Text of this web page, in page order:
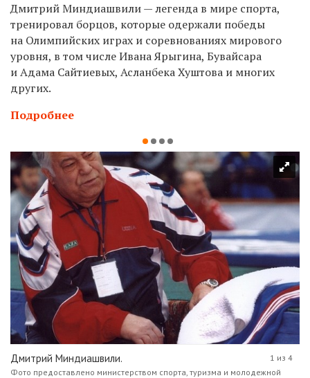
Дмитрий Миндиашвили — легенда в мире спорта,
тренировал борцов, которые одержали победы
на Олимпийских играх и соревнованиях мирового
уровня, в том числе Ивана Ярыгина, Бувайсара
и Адама Сайтиевых, Асланбека Хуштова и многих
других.
Подробнее
Дмитрий Миндиашвили.
Фото предоставлено министерством спорта, туризма и молодежной
1 из 4